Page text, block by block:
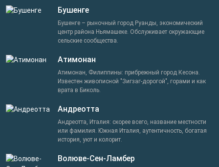
Бушенге
Бушенге – рыночный город Руанды, экономический
центр района Ньямашеке. Обслуживает окружающие
сельские сообщества.
Атимонан
Атимонан, Филиппины: прибрежный город Кесона.
Известен живописной "Зигзаг-дорогой", горами и как
врата в Биколь.
Андреотта
Андреотта, Италия: скорее всего, название местности
или фамилия. Южная Италия, аутентичность, богатая
история, уют и колорит.
Волюве-Сен-Ламбер